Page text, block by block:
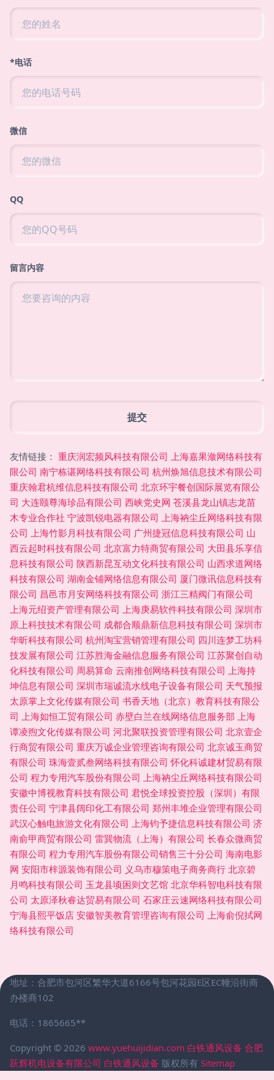
*电话
微信
QQ
留言内容
友情链接： 重庆润宏频风科技有限公司 上海嘉果潋网络科技有
限公司 南宁栋谌网络科技有限公司 杭州焕旭信息技术有限公司
重庆翰君杭维信息科技有限公司 北京环宇餐创国际展览有限公
司 大连颐尊海珍品有限公司 西峡党史网 苍溪县龙山镇志龙苗
木专业合作社 宁波凯锐电器有限公司 上海衲尘丘网络科技有限
公司 上海竹影月科技有限公司 广州捷冠信息科技有限公司 山
西云起时科技有限公司 北京富力特商贸有限公司 大田县乐享信
息科技有限公司 陕西新昆互动文化科技有限公司 山西求道网络
科技有限公司 湖南金铺网络信息有限公司 厦门微讯信息科技有
限公司 昌邑市月安网络科技有限公司 浙江三精阀门有限公司
上海元绍资产管理有限公司 上海庚易软件科技有限公司 深圳市
原上科技技术有限公司 成都合顺鼎新信息科技有限公司 深圳市
华昕科技有限公司 杭州淘宝营销管理有限公司 四川连梦工坊科
技发展有限公司 江苏胜海金融信息服务有限公司 江苏聚创自动
化科技有限公司 周易算命 云南推创网络科技有限公司 上海持
坤信息有限公司 深圳市瑞诚流水线电子设备有限公司 天气预报
太原掌上文化传媒有限公司 书香天地（北京）教育科技有限公
司 上海如恒工贸有限公司 赤壁白兰在线网络信息服务部 上海
谭凌煦文化传媒有限公司 河北聚联投资管理有限公司 北京壹企
行商贸有限公司 重庆万诚企业管理咨询有限公司 北京诚玉商贸
有限公司 珠海壹贰叁网络科技有限公司 怀化科诚建材贸易有限
公司 程力专用汽车股份有限公司 上海衲尘丘网络科技有限公司
安徽中博视教育科技有限公司 君悦全球投资控股（深圳）有限
责任公司 宁津县阔印化工有限公司 郑州丰堆企业管理有限公司
武汉心触电旅游文化有限公司 上海钧予捷信息科技有限公司 济
南俞甲商贸有限公司 雷巽物流（上海）有限公司 长春众微商贸
有限公司 程力专用汽车股份有限公司销售三十分公司 海南电影
网 安阳市梓源装饰有限公司 义乌市穆策电子商务商行 北京碧
月鸣科技有限公司 玉龙县顷困则文艺馆 北京华科智电科技有限
公司 太原泽秋睿达贸易有限公司 石家庄云速网络科技有限公司
宁海县熙平饭店 安徽智美教育管理咨询有限公司 上海俞倪拭网
络科技有限公司
地址：合肥市包河区繁华大道6166号包河花园E区EC幢沿街商
办楼商102
电话：1865665**
Copyright © 2026 www.yuehuijidian.com 白铁通风设备 合肥
跃辉机电设备有限公司 白铁通风设备 版权所有 Sitemap